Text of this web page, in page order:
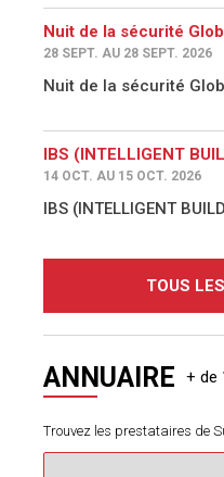
Nuit de la sécurité
28 SEPT. AU 28 SEPT. 2026
Nuit de la sécurité
IBS (INTELLIGENT
14 OCT. AU 15 OCT. 2026
IBS (INTELLIGENT
TOUS
ANNUAIRE
Trouvez les prestataires de